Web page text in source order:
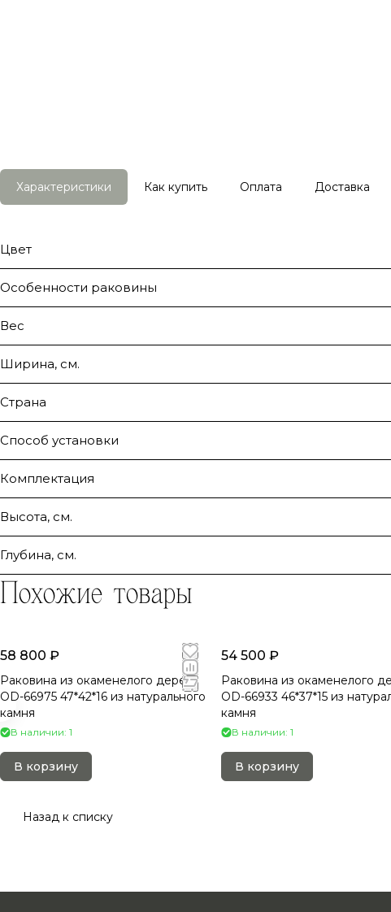
Характеристики Как купить Оплата Доставка
Цвет
Особенности раковины
Вес
Ширина, см.
Страна
Способ установки
Комплектация
Высота, см.
Глубина, см.
Похожие товары
58 800 ₽
Раковина из окаменелого дерева
OD-66975 47*42*16 из натурального
камня
В наличии: 1
В корзину
54 500 ₽
Раковина из окаменелого
OD-66933 46*37*15 из
камня
В наличии: 1
В корзину
Назад к списку